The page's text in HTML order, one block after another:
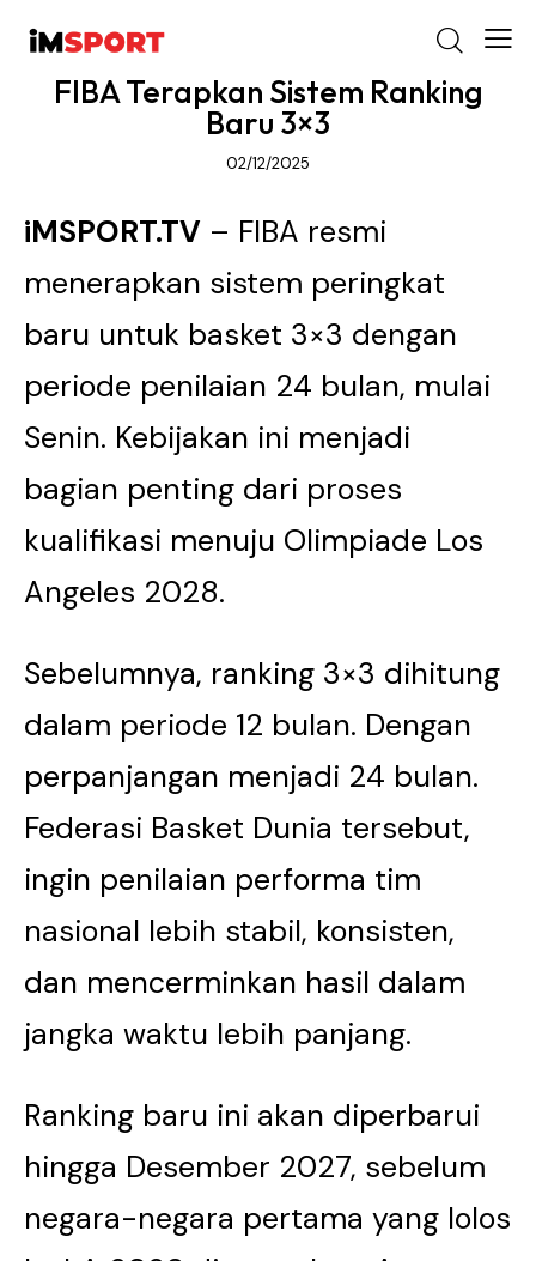
FIBA Terapkan Sistem Ranking
Baru 3×3
02/12/2025
iMSPORT.TV – FIBA resmi
menerapkan sistem peringkat
baru untuk basket 3×3 dengan
periode penilaian 24 bulan, mulai
Senin. Kebijakan ini menjadi
bagian penting dari proses
kualifikasi menuju Olimpiade Los
Angeles 2028.
Sebelumnya, ranking 3×3 dihitung
dalam periode 12 bulan. Dengan
perpanjangan menjadi 24 bulan.
Federasi Basket Dunia tersebut,
ingin penilaian performa tim
nasional lebih stabil, konsisten,
dan mencerminkan hasil dalam
jangka waktu lebih panjang.
Ranking baru ini akan diperbarui
hingga Desember 2027, sebelum
negara-negara pertama yang lolos